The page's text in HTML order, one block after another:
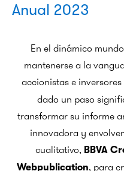
Anual 2023
En el dinámico
mantenerse a la
accionistas e
dado un paso
transformar su informe
innovadora y
cualitativo, BBVA
Webpublication, para